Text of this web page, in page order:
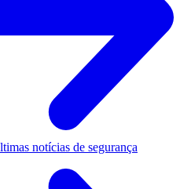
notícias de segurança